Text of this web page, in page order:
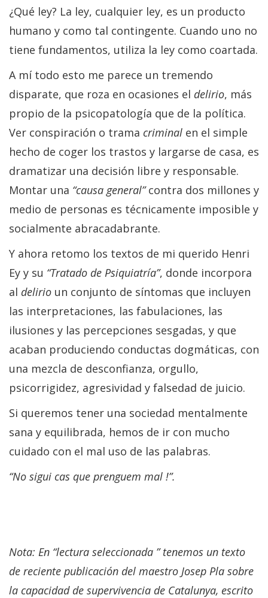
¿Qué ley? La ley, cualquier ley, es un producto
humano y como tal contingente. Cuando uno no
tiene fundamentos, utiliza la ley como coartada.
A mí todo esto me parece un tremendo
disparate, que roza en ocasiones el delirio, más
propio de la psicopatología que de la política.
Ver conspiración o trama criminal en el simple
hecho de coger los trastos y largarse de casa, es
dramatizar una decisión libre y responsable.
Montar una “causa general”contra dos millones y
medio de personas es técnicamente imposible y
socialmente abracadabrante.
Y ahora retomo los textos de mi querido Henri
Ey y su “Tratado de Psiquiatría”, donde incorpora
al delirio un conjunto de síntomas que incluyen
las interpretaciones, las fabulaciones, las
ilusiones y las percepciones sesgadas, y que
acaban produciendo conductas dogmáticas, con
una mezcla de desconfianza, orgullo,
psicorrigidez, agresividad y falsedad de juicio.
Si queremos tener una sociedad mentalmente
sana y equilibrada, hemos de ir con mucho
cuidado con el mal uso de las palabras.
“No sigui cas que prenguem mal !”.
Nota: En “lectura seleccionada ” tenemos un texto
de reciente publicación del maestro Josep Pla sobre
la capacidad de supervivencia de Catalunya, escrito